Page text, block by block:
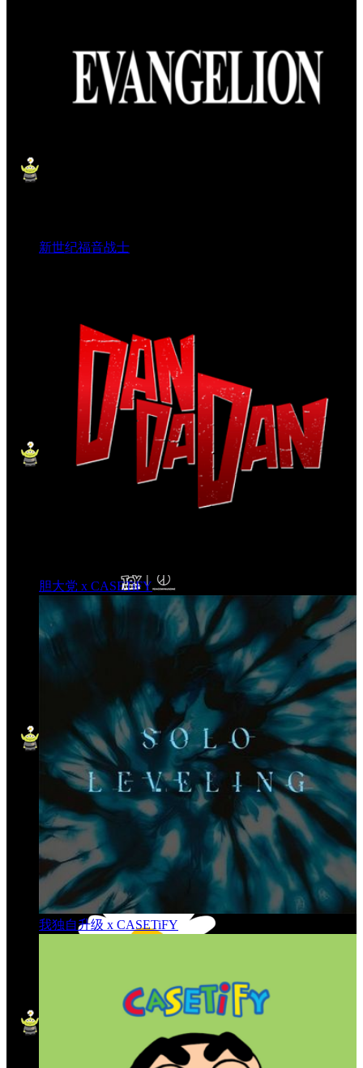
新世纪福音战士
胆大党 x CASETiFY
我独自升级 x CASETiFY